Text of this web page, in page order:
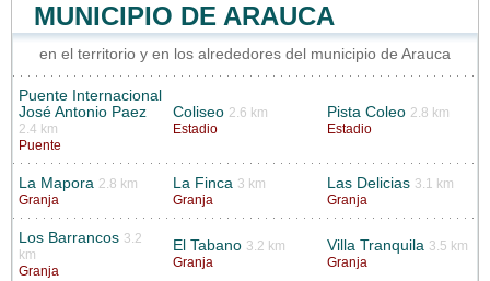
MUNICIPIO DE ARAUCA
en el territorio y en los alrededores del municipio de Arauca
Puente Internacional
José Antonio Paez
2.4 km
Puente
Coliseo 2.6 km
Estadio
Pista Coleo 2.8 km
Estadio
La Mapora 2.8 km
Granja
La Finca 3 km
Granja
Las Delicias 3.1 km
Granja
Los Barrancos 3.2
km
Granja
El Tabano 3.2 km
Granja
Villa Tranquila 3.5 km
Granja